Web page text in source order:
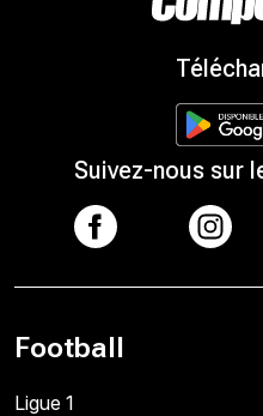
Suivez-nous sur
Football
Ligue 1